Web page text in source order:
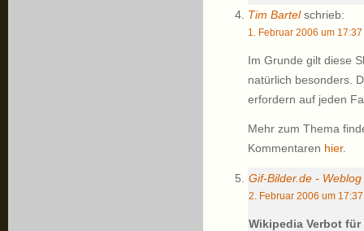
Tim Bartelschrieb:
1. Februar 2006 um
Im Grunde gilt diese
natürlich besonders.
erfordern auf jeden
Mehr zum Thema
Kommentaren hier.
Gif-Bilder.de - Weblog
2. Februar 2006 um
Wikipedia Verbot